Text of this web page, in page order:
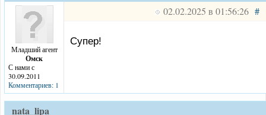
Младший агент
Омск
С нами с
30.09.2011
Комментариев: 1
02.02.2025 в 01:56:26 #
Супер!
nata_lipa